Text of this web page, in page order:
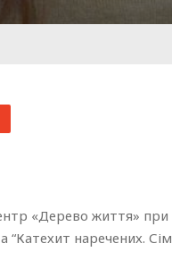
«Дерево життя» при
“Катехит наречених.